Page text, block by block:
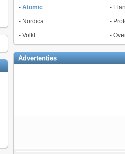
- Atomic - Elan
- Nordica -
- Volkl -
Advertenties